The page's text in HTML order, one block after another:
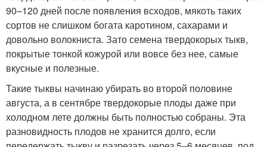
90–120 дней после появления всходов, мякоть таких
сортов не слишком богата каротином, сахарами и
довольно волокниста. Зато семена твердокорых тыкв,
покрытые тонкой кожурой или вовсе без нее, самые
вкусные и полезные.
Такие тыквы начинаю убирать во второй половине
августа, а в сентябре твердокорые плоды даже при
холодном лете должны быть полностью собраны. Эта
разновидность плодов не хранится долго, если